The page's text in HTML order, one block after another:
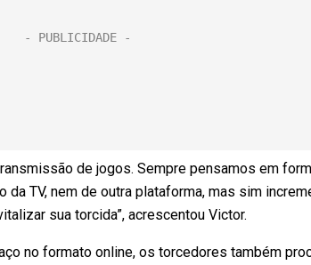
de jogos. Sempre pensamos em
TV, nem de outra plataforma, mas sim
sua torcida”, acrescentou Victor.
no formato online, os torcedores também